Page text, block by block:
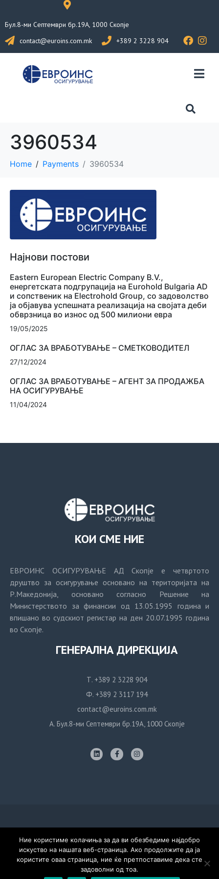
Бул.8-ми Септември бр.19А, 1000 Скопје
contact@euroins.com.mk
+389 2 3228 904
3960534
Home Payments 3960534
Најнови постови
Eastern European Electric Company B.V.,
енергетската подгрупација на Eurohold Bulgaria AD
и сопственик на Electrohold Group, со задоволство
ја објавува успешната реализација на својата деби
обврзница во износ од 500 милиони евра
19/05/2025
ОГЛАС ЗА ВРАБОТУВАЊЕ – СМЕТКОВОДИТЕЛ
27/12/2024
ОГЛАС ЗА ВРАБОТУВАЊЕ – АГЕНТ ЗА ПРОДАЖБА
НА ОСИГУРУВАЊЕ
11/04/2024
КОИ СМЕ НИЕ
ЕВРОИНС ОСИГУРУВАЊЕ АД Скопје е четвртото
друштво за осигурување основано на територијата на
Р.Македонија, основано согласно Решение на
Министерството за финансии од 13.05.1995 година и
впишано во судскиот регистар на ден 20.07.1995 година
во Скопје.
ГЕНЕРАЛНА ДИРЕКЦИЈА
Т. +389 2 3228 904
Ф. +389 2 3117 194
contact@euroins.com.mk
А. Бул.8-ми Септември бр.19А, 1000 Скопје
Политика за приватност
© Евроинс Осигурување, 2020. Сите права задржани. Дизајн:
Тивиус Продукција
Ние користиме колачиња за да ви обезбедиме најдобро
искуство на нашата веб-страница. Ако продолжите да ја
користите оваа страница, ние ќе претпоставиме дека сте
задоволни од тоа.